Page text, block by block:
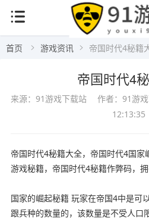
首页 游戏资讯 帝国时代4秘籍
帝国时代4
来源：91游戏下载站 作者：91游
12:13:35
帝国时代4秘籍大全，帝国时代4国
游戏秘籍，帝国时代4秘籍作弊码，
国家的崛起秘籍 玩家在帝国4中是可
跟兵种的数量的，该数量是不受人口